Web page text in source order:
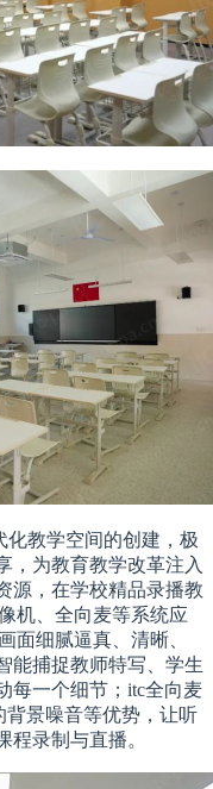
教学空间的创建，极
，为教育教学改革注入
源，在学校精品录播教
机、全向麦等系统应
面细腻逼真、清晰、
能捕捉教师特写、学生
每一个细节；itc全向麦
背景噪音等优势，让听
录制与直播。